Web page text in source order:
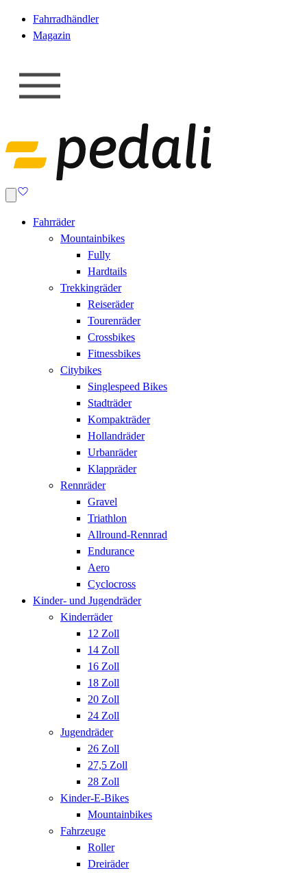
Fahrradhändler
Magazin
Fahrräder
Mountainbikes
Fully
Hardtails
Trekkingräder
Reiseräder
Tourenräder
Crossbikes
Fitnessbikes
Citybikes
Singlespeed Bikes
Stadträder
Kompakträder
Hollandräder
Urbanräder
Klappräder
Rennräder
Gravel
Triathlon
Allround-Rennrad
Endurance
Aero
Cyclocross
Kinder- und Jugendräder
Kinderräder
12 Zoll
14 Zoll
16 Zoll
18 Zoll
20 Zoll
24 Zoll
Jugendräder
26 Zoll
27,5 Zoll
28 Zoll
Kinder-E-Bikes
Mountainbikes
Fahrzeuge
Roller
Dreiräder